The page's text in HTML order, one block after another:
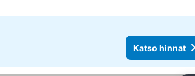
Katso hinnat